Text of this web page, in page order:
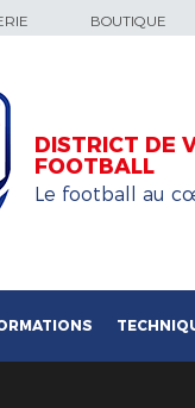
BOUTIQUE
DISTRICT DE
FOOTBALL
Le football au